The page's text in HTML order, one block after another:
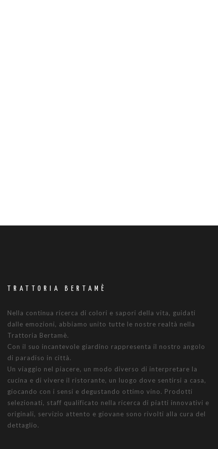
TRATTORIA BERTAMÈ
Nella continua ricerca di colori e sapori della vita, guidati
dalle emozioni, abbiamo unito tutte le nostre realtà nella
Trattoria Bertamè.
Con il suo incantevole giardino rappresenta il nostro angolo
di paradiso in città.
Un viaggio nel piacere, un modo diverso di interpretare la
cucina e di vivere il ristorante, un luogo dove sentirsi a casa,
giocando con i sensi e degustando ottimo vino. Prodotti
selezionati, staff qualificato nella ricerca di piatti innovativi e
originali, servizio attento e giovane sono rivolti alla cura del
dettaglio.